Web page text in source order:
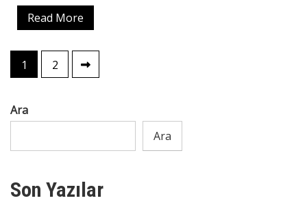
Read More
Yazı
sayfalaması
1 2
Ara
Ara
Son Yazılar